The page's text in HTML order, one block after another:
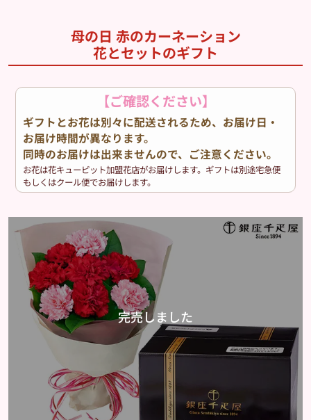
母の日 赤のカーネーション
花とセットのギフト
【ご確認ください】
ギフトとお花は別々に配送されるため、お届け日・
お届け時間が異なります。
同時のお届けは出来ませんので、ご注意ください。
お花は花キューピット加盟花店がお届けします。ギフトは別途宅急便
もしくはクール便でお届けします。